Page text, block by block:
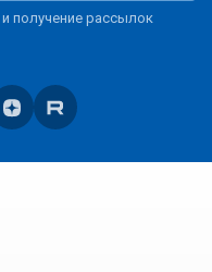
и получение рассылок